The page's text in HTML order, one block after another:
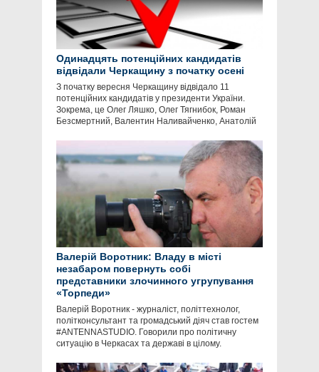
Одинадцять потенційних кандидатів
відвідали Черкащину з початку осені
З початку вересня Черкащину відвідало 11
потенційних кандидатів у президенти України.
Зокрема, це Олег Ляшко, Олег Тягнибок, Роман
Безсмертний, Валентин Наливайченко, Анатолій
Валерій Воротник: Владу в місті
незабаром повернуть собі
представники злочинного угрупування
«Торпеди»
Валерій Воротник - журналіст, політтехнолог,
політконсультант та громадський діяч став гостем
#ANTENNASTUDIO. Говорили про політичну
ситуацію в Черкасах та державі в цілому.